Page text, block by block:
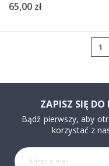
65,00 zł
1
ZAPISZ SIĘ DO
Bądź pierwszy, aby
korzystać z